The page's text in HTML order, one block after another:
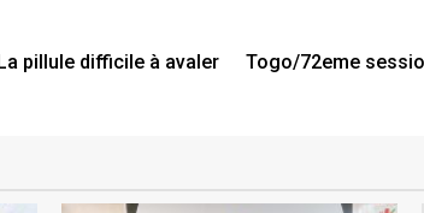
pillule difficile à avaler
Togo/72eme